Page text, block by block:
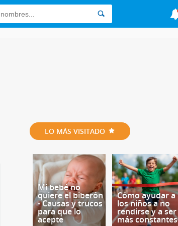
LO MÁS VISITADO
Mi bebé no
quiere el biberón
- Causas y trucos
para que lo
acepte
Cómo ayudar a
los niños a no
rendirse y a ser
más constantes